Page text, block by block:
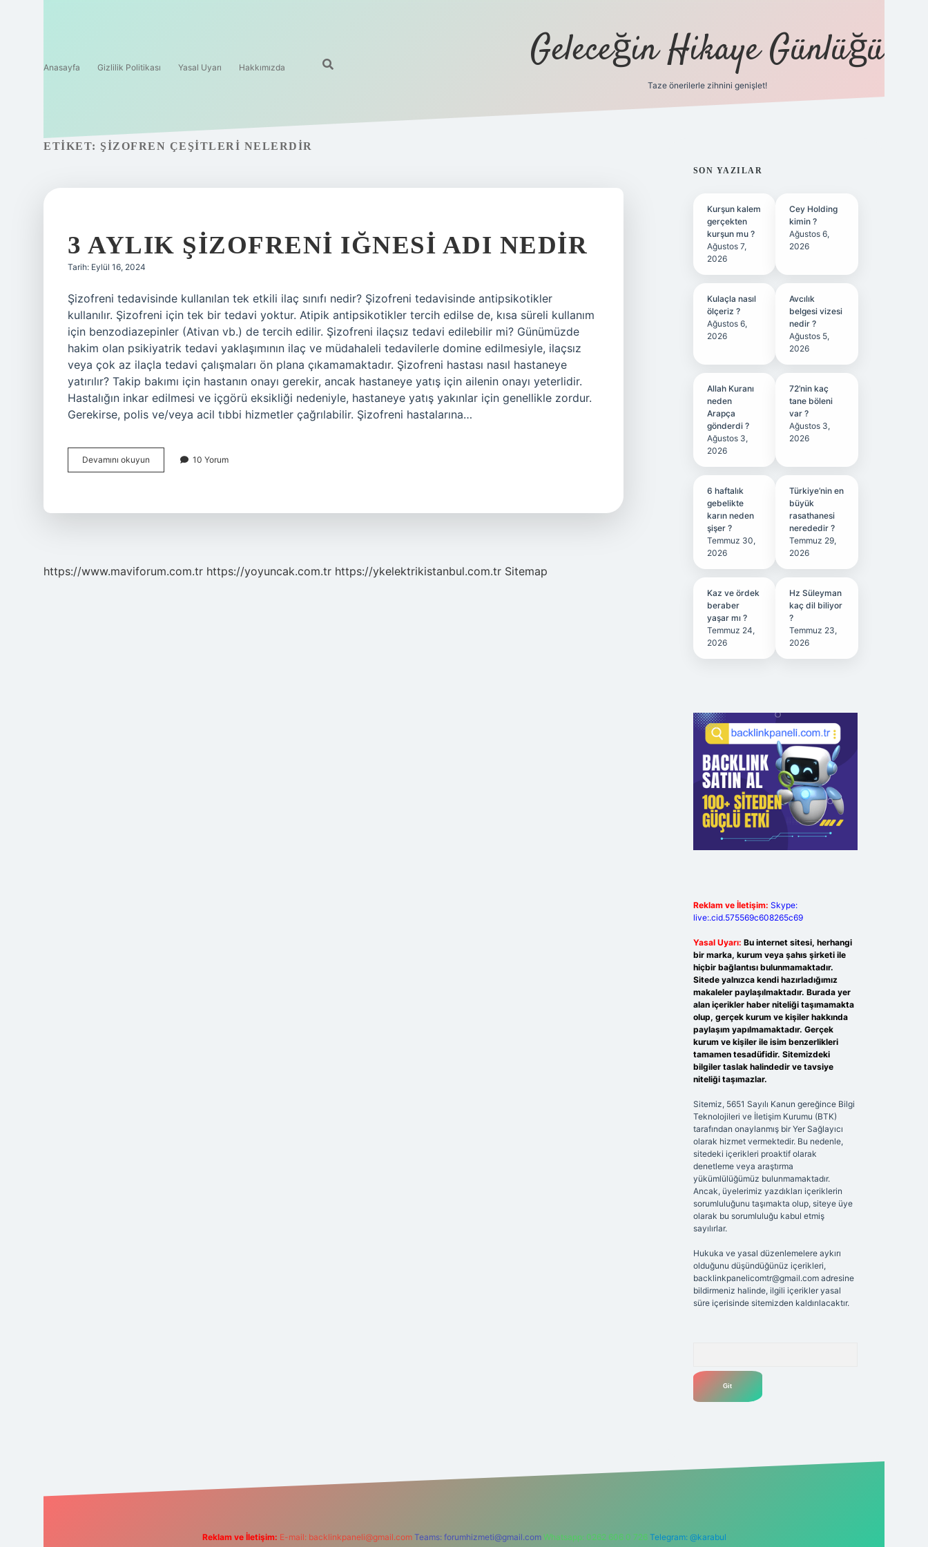
Anasayfa Gizlilik Politikası Yasal Uyarı Hakkımızda Geleceğin Hikaye Günlüğü
Taze önerilerle zihnini genişlet!
ETIKET: ŞIZOFREN ÇEŞITLERI NELERDIR
3 AYLIK ŞIZOFRENI IĞNESI ADI NEDIR
Tarih: Eylül 16, 2024
Şizofreni tedavisinde kullanılan tek etkili ilaç sınıfı nedir? Şizofreni tedavisinde antipsikotikler
kullanılır. Şizofreni için tek bir tedavi yoktur. Atipik antipsikotikler tercih edilse de, kısa süreli kullanım
için benzodiazepinler (Ativan vb.) de tercih edilir. Şizofreni ilaçsız tedavi edilebilir mi? Günümüzde
hakim olan psikiyatrik tedavi yaklaşımının ilaç ve müdahaleli tedavilerle domine edilmesiyle, ilaçsız
veya çok az ilaçla tedavi çalışmaları ön plana çıkamamaktadır. Şizofreni hastası nasıl hastaneye
yatırılır? Takip bakımı için hastanın onayı gerekir, ancak hastaneye yatış için ailenin onayı yeterlidir.
Hastalığın inkar edilmesi ve içgörü eksikliği nedeniyle, hastaneye yatış yakınlar için genellikle zordur.
Gerekirse, polis ve/veya acil tıbbi hizmetler çağrılabilir. Şizofreni hastalarına…
Devamını okuyun
Aylık
10 Yorum
https://www.maviforum.com.tr https://yoyuncak.com.tr https://ykelektrikistanbul.com.tr Sitemap
SIDEBAR
SON YAZILAR
Kurşun kalem
gerçekten
kurşun mu ?
Ağustos 7,
2026
Cey Holding
kimin ?
Ağustos 6,
2026
Kulaçla nasıl
ölçeriz ?
Ağustos 6,
2026
Avcılık
belgesi vizesi
nedir ?
Ağustos 5,
2026
Allah Kuranı
neden
Arapça
gönderdi ?
Ağustos 3,
2026
72’nin kaç
tane böleni
var ?
Ağustos 3,
2026
6 haftalık
gebelikte
karın neden
şişer ?
Temmuz 30,
2026
Türkiye’nin en
büyük
rasathanesi
nerededir ?
Temmuz 29,
2026
Kaz ve ördek
beraber
yaşar mı ?
Temmuz 24,
2026
Hz Süleyman
kaç dil biliyor
?
Temmuz 23,
2026
Reklam ve İletişim: Skype:
live:.cid.575569c608265c69
Yasal Uyarı: Bu internet sitesi, herhangi
bir marka, kurum veya şahıs şirketi ile
hiçbir bağlantısı bulunmamaktadır.
Sitede yalnızca kendi hazırladığımız
makaleler paylaşılmaktadır. Burada yer
alan içerikler haber niteliği taşımamakta
olup, gerçek kurum ve kişiler hakkında
paylaşım yapılmamaktadır. Gerçek
kurum ve kişiler ile isim benzerlikleri
tamamen tesadüfidir. Sitemizdeki
bilgiler taslak halindedir ve tavsiye
niteliği taşımazlar.
Sitemiz, 5651 Sayılı Kanun gereğince Bilgi
Teknolojileri ve İletişim Kurumu (BTK)
tarafından onaylanmış bir Yer Sağlayıcı
olarak hizmet vermektedir. Bu nedenle,
sitedeki içerikleri proaktif olarak
denetleme veya araştırma
yükümlülüğümüz bulunmamaktadır.
Ancak, üyelerimiz yazdıkları içeriklerin
sorumluluğunu taşımakta olup, siteye üye
olarak bu sorumluluğu kabul etmiş
sayılırlar.
Hukuka ve yasal düzenlemelere aykırı
olduğunu düşündüğünüz içerikleri,
backlinkpanelicomtr@gmail.comadresine
bildirmeniz halinde, ilgili içerikler yasal
süre içerisinde sitemizden kaldırılacaktır.
Reklam ve İletişim: E-mail: backlinkpaneli@gmail.com Teams: forumhizmeti@gmail.com Whatsapp: 0262 606 0 726 Telegram: @karabul